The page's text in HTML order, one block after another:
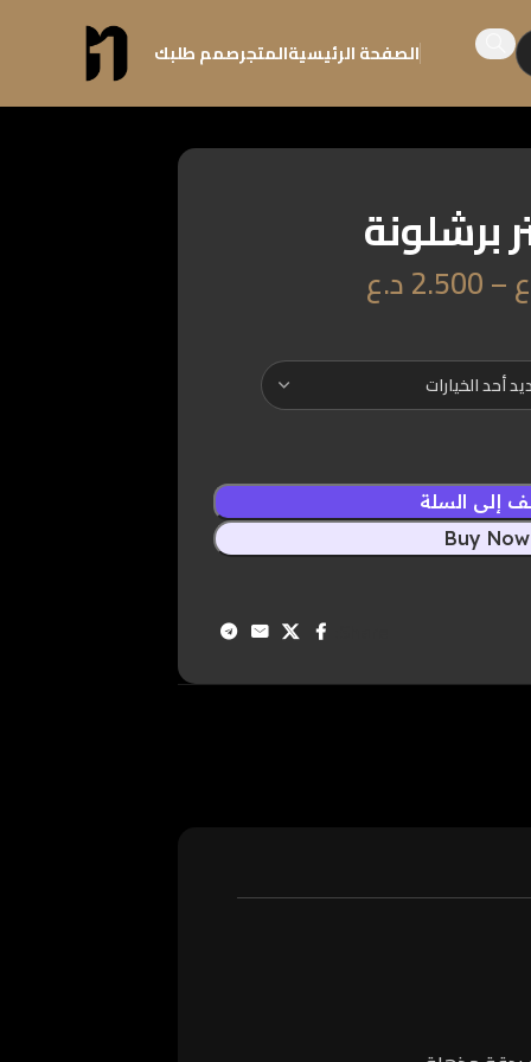
الصفحة الرئيسيةالمتجرصمم طلبك
برشلونة
–
2.500د.ع
إلى السلة
Buy Now